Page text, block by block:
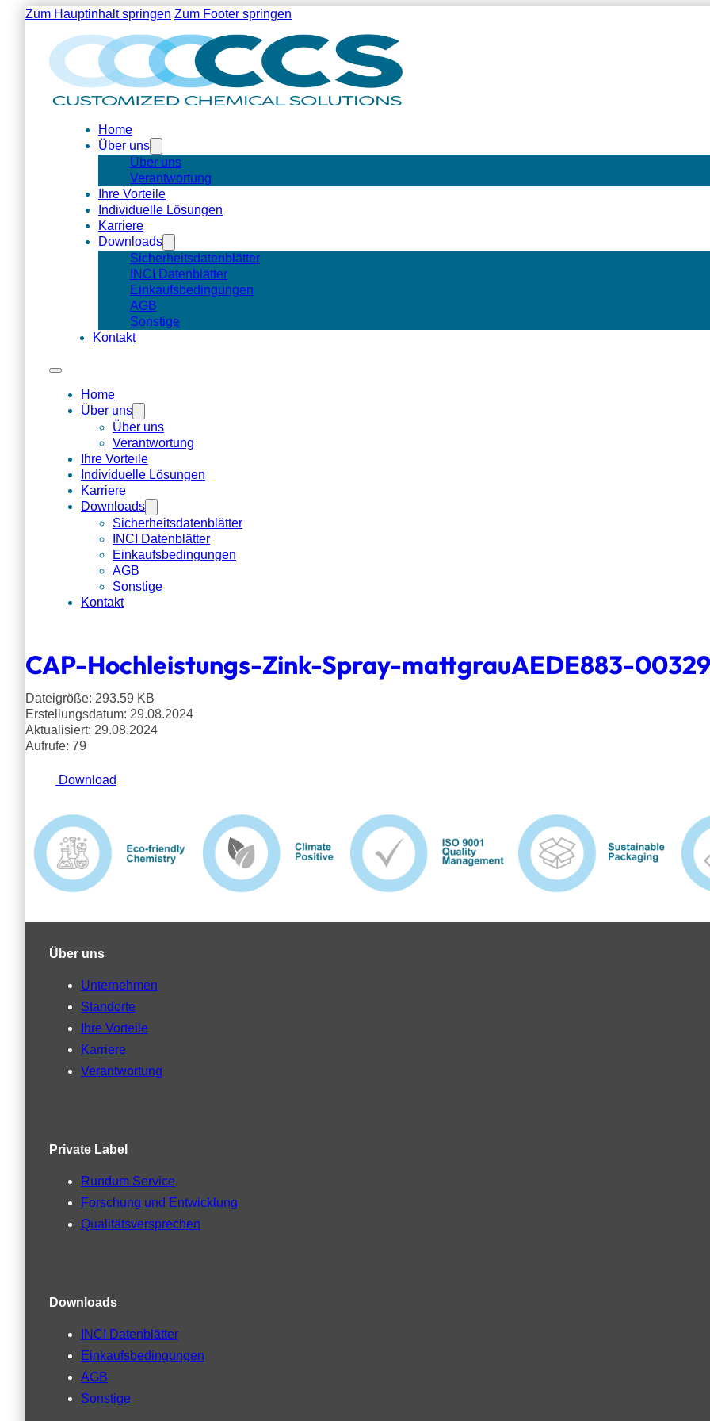
Zum Hauptinhalt springen Zum Footer springen
Home
Über uns
Über uns
Verantwortung
Ihre Vorteile
Individuelle Lösungen
Karriere
Downloads
Sicherheitsdatenblätter
INCI Datenblätter
Einkaufsbedingungen
AGB
Sonstige
Kontakt
Home
Über uns
Über uns
Verantwortung
Ihre Vorteile
Individuelle Lösungen
Karriere
Downloads
Sicherheitsdatenblätter
INCI Datenblätter
Einkaufsbedingungen
AGB
Sonstige
Kontakt
CAP-Hochleistungs-Zink-Spray-mattgrauAEDE883-00329
Dateigröße: 293.59 KB
Erstellungsdatum: 29.08.2024
Aktualisiert: 29.08.2024
Aufrufe: 79
Download
Über uns
Unternehmen
Standorte
Ihre Vorteile
Karriere
Verantwortung
Private Label
Rundum Service
Forschung und Entwicklung
Qualitätsversprechen
Downloads
INCI Datenblätter
Einkaufsbedingungen
AGB
Sonstige